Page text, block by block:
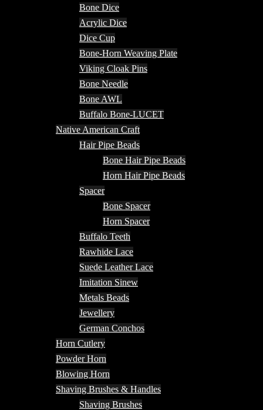
Bone Dice
Acrylic Dice
Dice Cup
Bone-Horn Weaving Plate
Viking Cloak Pins
Bone Needle
Bone AWL
Buffalo Bone-LUCET
Native American Craft
Hair Pipe Beads
Bone Hair Pipe Beads
Horn Hair Pipe Beads
Spacer
Bone Spacer
Horn Spacer
Buffalo Teeth
Rawhide Lace
Suede Leather Lace
Imitation Sinew
Metals Beads
Jewellery
German Conchos
Horn Cutlery
Powder Horn
Blowing Horn
Shaving Brushes & Handles
Shaving Brushes